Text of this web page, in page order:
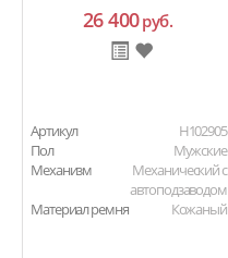
26 400руб.
Артикул
H102905
Пол
Мужские
Механизм
Механический с
автоподзаводом
Материал ремня
Кожаный